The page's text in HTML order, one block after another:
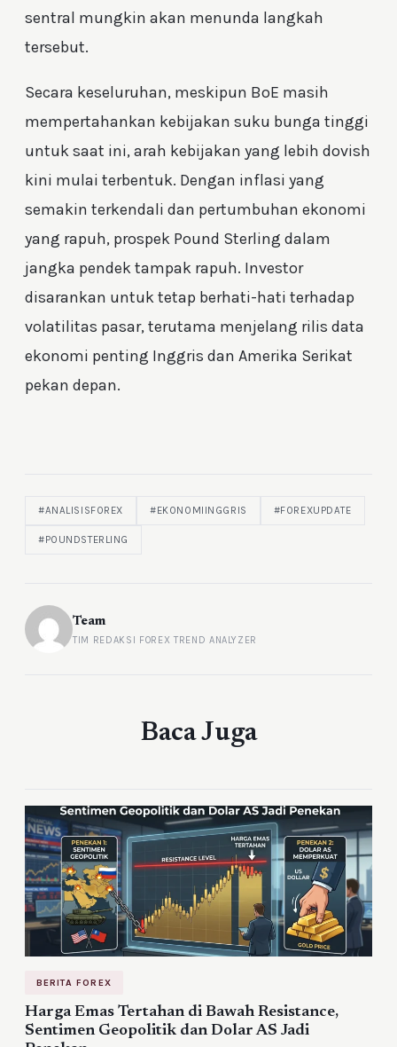
sentral mungkin akan menunda langkah
tersebut.
Secara keseluruhan, meskipun BoE masih
mempertahankan kebijakan suku bunga tinggi
untuk saat ini, arah kebijakan yang lebih dovish
kini mulai terbentuk. Dengan inflasi yang
semakin terkendali dan pertumbuhan ekonomi
yang rapuh, prospek Pound Sterling dalam
jangka pendek tampak rapuh. Investor
disarankan untuk tetap berhati-hati terhadap
volatilitas pasar, terutama menjelang rilis data
ekonomi penting Inggris dan Amerika Serikat
pekan depan.
#ANALISISFOREX #EKONOMIINGGRIS #FOREXUPDATE
#POUNDSTERLING
Team
TIM REDAKSI FOREX TREND ANALYZER
Baca Juga
BERITA FOREX
Harga Emas Tertahan di Bawah Resistance,
Sentimen Geopolitik dan Dolar AS Jadi